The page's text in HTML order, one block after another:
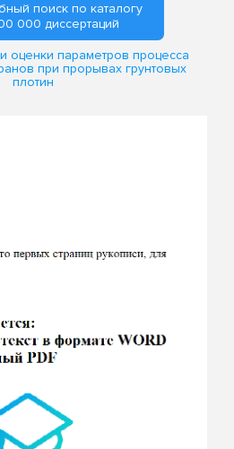
поиск по каталогу
000 диссертаций
оценки параметров процесса
при прорывах грунтовых
плотин